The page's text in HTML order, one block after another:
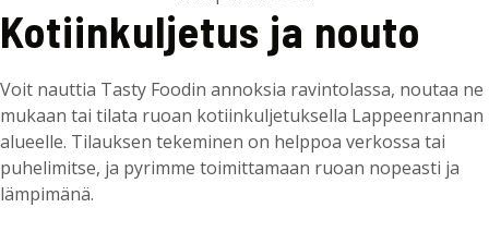
Kotiinkuljetus ja nouto
Voit nauttia Tasty Foodin annoksia ravintolassa, noutaa ne
mukaan tai tilata ruoan kotiinkuljetuksella Lappeenrannan
alueelle. Tilauksen tekeminen on helppoa verkossa tai
puhelimitse, ja pyrimme toimittamaan ruoan nopeasti ja
lämpimänä.